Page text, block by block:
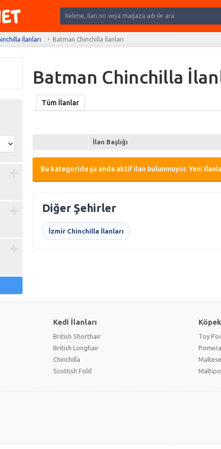
İlanları Batman Chinchilla İlanları
Batman Chinchilla
Tüm İlanlar
İlan Başlığı
Bu kategoride şu anda aktif ilan bulunmuyor. Yeni
Diğer Şehirler
İzmir Chinchilla İlanları
Kedi İlanları
British Shorthair
British Longhair
Chinchilla
Scottish Fold
Toy